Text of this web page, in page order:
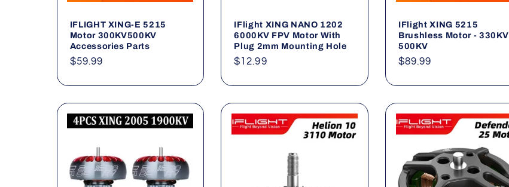
IFLIGHT XING-E 5215
Motor 300KV500KV
Accessories Parts
Normaler
$59.99
IFlight XING NANO 1202
6000KV FPV Motor With
Plug 2mm Mounting Hole
Normaler
$12.99
IFlight XING 5215
Brushless Motor - 330KV
500KV
Normaler
$89.99